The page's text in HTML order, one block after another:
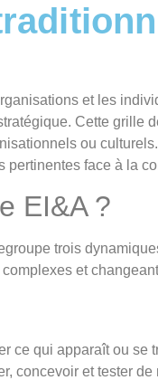
et les
Cette grille
ou
pertinentes face à la
EI&A ?
trois
et
ce qui apparaît ou se
concevoir et tester